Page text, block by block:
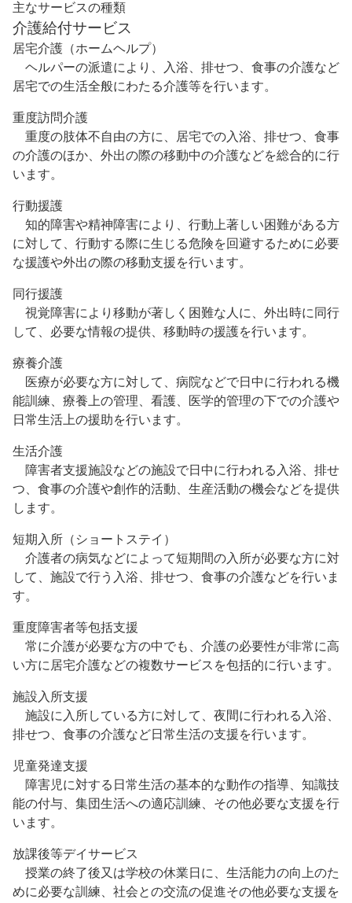
主なサービスの種類
介護給付サービス
居宅介護（ホームヘルプ）
ヘルパーの派遣により、入浴、排せつ、食事の介護など
居宅での生活全般にわたる介護等を行います。
重度訪問介護
重度の肢体不自由の方に、居宅での入浴、排せつ、食事
の介護のほか、外出の際の移動中の介護などを総合的に行
います。
行動援護
知的障害や精神障害により、行動上著しい困難がある方
に対して、行動する際に生じる危険を回避するために必要
な援護や外出の際の移動支援を行います。
同行援護
視覚障害により移動が著しく困難な人に、外出時に同行
して、必要な情報の提供、移動時の援護を行います。
療養介護
医療が必要な方に対して、病院などで日中に行われる機
能訓練、療養上の管理、看護、医学的管理の下での介護や
日常生活上の援助を行います。
生活介護
障害者支援施設などの施設で日中に行われる入浴、排せ
つ、食事の介護や創作的活動、生産活動の機会などを提供
します。
短期入所（ショートステイ）
介護者の病気などによって短期間の入所が必要な方に対
して、施設で行う入浴、排せつ、食事の介護などを行いま
す。
重度障害者等包括支援
常に介護が必要な方の中でも、介護の必要性が非常に高
い方に居宅介護などの複数サービスを包括的に行います。
施設入所支援
施設に入所している方に対して、夜間に行われる入浴、
排せつ、食事の介護など日常生活の支援を行います。
児童発達支援
障害児に対する日常生活の基本的な動作の指導、知識技
能の付与、集団生活への適応訓練、その他必要な支援を行
います。
放課後等デイサービス
授業の終了後又は学校の休業日に、生活能力の向上のた
めに必要な訓練、社会との交流の促進その他必要な支援を